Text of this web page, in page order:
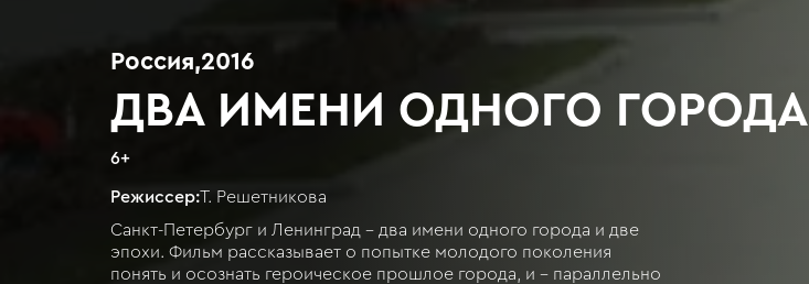
Россия,2016
ДВА ИМЕНИ ОДНОГО ГОРОДА
6+
Режиссер:Т. Решетникова
Санкт-Петербург и Ленинград - два имени одного города и две
эпохи. Фильм рассказывает о попытке молодого поколения
понять и осознать героическое прошлое города, и - параллельно